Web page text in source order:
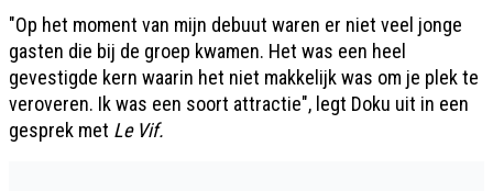
"Op het moment van mijn debuut waren er niet veel jonge
gasten die bij de groep kwamen. Het was een heel
gevestigde kern waarin het niet makkelijk was om je plek te
veroveren. Ik was een soort attractie", legt Doku uit in een
gesprek met Le Vif.